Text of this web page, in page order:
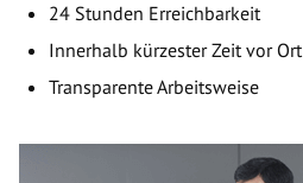
24 Stunden Erreichbarkeit
Innerhalb kürzester Zeit vor Ort
Transparente Arbeitsweise